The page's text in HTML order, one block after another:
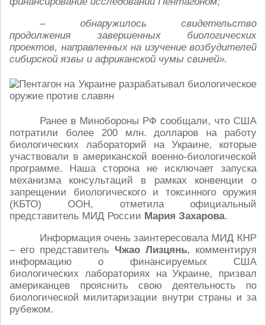
– обнаружилось свидетельство
продолжения завершенных биологических
проектов, направленных на изучение возбудителей
сибирской язвы и африканской чумы свиней».
Ранее в Минобороны РФ сообщали, что США
потратили более 200 млн. долларов на работу
биологических лабораторий на Украине, которые
участвовали в американской военно-биологической
программе. Наша сторона не исключает запуска
механизма консультаций в рамках конвенции о
запрещении биологического и токсинного оружия
(КБТО) ООН, отметила официальный
представитель МИД России Мария Захарова.
Информация очень заинтересовала МИД КНР
– его представитель Чжао Лизцянь, комментируя
информацию о финансируемых США
биологических лабораториях на Украине, призвал
американцев прояснить свою деятельность по
биологической милитаризации внутри страны и за
рубежом.